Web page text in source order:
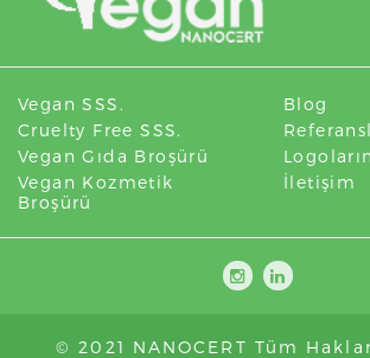
Vegan SSS.
Cruelty Free SSS.
Vegan Gıda Broşürü
Vegan Kozmetik
Broşürü
Blog
İletişim
© 2021 NANOCERT Tüm